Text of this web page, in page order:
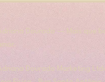
Adriana Dourado — Mais que
​​Adriana Dourado Marketing